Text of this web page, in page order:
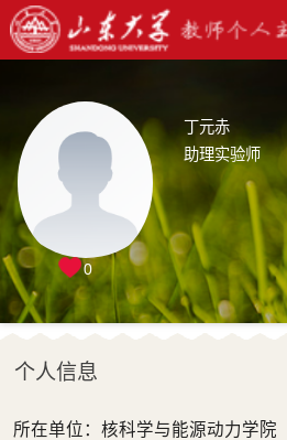
丁元赤
助理实验师
0
个人信息
所在单位：核科学与能源动力学院